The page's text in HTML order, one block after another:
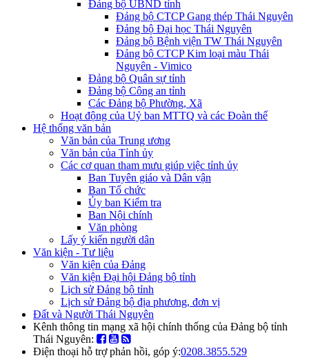
Đảng bộ UBND tỉnh
Đảng bộ CTCP Gang thép Thái Nguyên
Đảng bộ Đại học Thái Nguyên
Đảng bộ Bệnh viện TW Thái Nguyên
Đảng bộ CTCP Kim loại màu Thái
Nguyên - Vimico
Đảng bộ Quân sự tỉnh
Đảng bộ Công an tỉnh
Các Đảng bộ Phường, Xã
Hoạt động của Uỷ ban MTTQ và các Đoàn thể
Hệ thống văn bản
Văn bản của Trung ương
Văn bản của Tỉnh ủy
Các cơ quan tham mưu giúp việc tỉnh ủy
Ban Tuyên giáo và Dân vận
Ban Tổ chức
Ủy ban Kiểm tra
Ban Nội chính
Văn phòng
Lấy ý kiến người dân
Văn kiện - Tư liệu
Văn kiện của Đảng
Văn kiện Đại hội Đảng bộ tỉnh
Lịch sử Đảng bộ tỉnh
Lịch sử Đảng bộ địa phương, đơn vị
Đất và Người Thái Nguyên
Kênh thông tin mạng xã hội chính thống của Đảng bộ tỉnh
Thái Nguyên:
Điện thoại hỗ trợ phản hồi, góp ý:0208.3855.529